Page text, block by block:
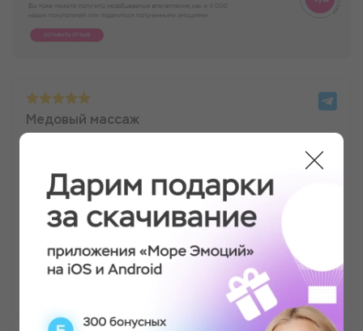
Медовый массаж
Массаж делали очень хорошие мастерицы, а
администраторка вежливая и учтивая,
спокойная атмосфера, все очень
расслабляюще. Обязательно придем ещё!